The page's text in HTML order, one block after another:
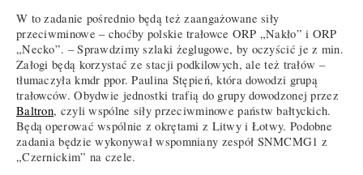
W to zadanie pośrednio będą też zaangażowane siły
przeciwminowe – choćby polskie trałowce ORP „Nakło” i ORP
„Necko”. – Sprawdzimy szlaki żeglugowe, by oczyścić je z min.
Załogi będą korzystać ze stacji podkilowych, ale też trałów –
tłumaczyła kmdr ppor. Paulina Stępień, która dowodzi grupą
trałowców. Obydwie jednostki trafią do grupy dowodzonej przez
Baltron, czyli wspólne siły przeciwminowe państw bałtyckich.
Będą operować wspólnie z okrętami z Litwy i Łotwy. Podobne
zadania będzie wykonywał wspomniany zespół SNMCMG1 z
„Czernickim” na czele.